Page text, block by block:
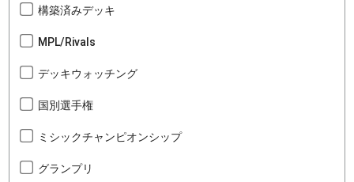
構築済みデッキ
MPL/Rivals
デッキウォッチング
国別選手権
ミシックチャンピオンシップ
グランプリ